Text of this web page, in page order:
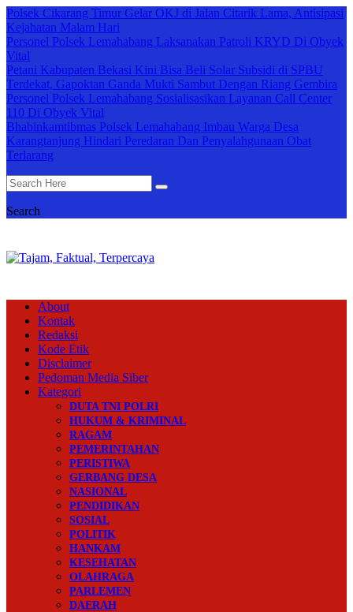
Polsek Cikarang Timur Gelar OKJ di Jalan Citarik Lama, Antisipasi
Kejahatan Malam Hari
Personel Polsek Lemahabang Laksanakan Patroli KRYD Di Obyek
Vital
Petani Kabupaten Bekasi Kini Bisa Beli Solar Subsidi di SPBU
Terdekat, Gapoktan Ganda Mukti Sambut Dengan Riang Gembira
Personel Polsek Lemahabang Sosialisasikan Layanan Call Center
110 Di Obyek Vital
Bhabinkamtibmas Polsek Lemahabang Imbau Warga Desa
Karangtanjung Hindari Peredaran Dan Penyalahgunaan Obat
Terlarang
Search
About
Kontak
Redaksi
Kode Etik
Disclaimer
Pedoman Media Siber
Kategori
DUTA TNI POLRI
HUKUM & KRIMINAL
RAGAM
PEMERINTAHAN
PERISTIWA
GERBANG DESA
NASIONAL
PENDIDIKAN
SOSIAL
POLITIK
HANKAM
KESEHATAN
OLAHRAGA
PARLEMEN
DAERAH